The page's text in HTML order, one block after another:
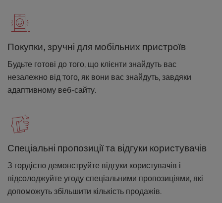
Покупки, зручні для мобільних пристроїв
Будьте готові до того, що клієнти знайдуть вас
незалежно від того, як вони вас знайдуть, завдяки
адаптивному веб-сайту.
Спеціальні пропозиції та відгуки користувачів
З гордістю демонструйте відгуки користувачів і
підсолоджуйте угоду спеціальними пропозиціями, які
допоможуть збільшити кількість продажів.